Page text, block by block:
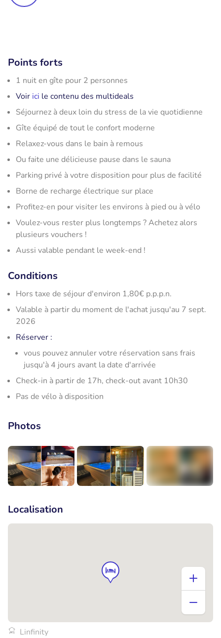
Points forts
1 nuit en gîte pour 2 personnes
Voir ici le contenu des multideals
Séjournez à deux loin du stress de la vie quotidienne
Gîte équipé de tout le confort moderne
Relaxez-vous dans le bain à remous
Ou faite une délicieuse pause dans le sauna
Parking privé à votre disposition pour plus de facilité
Borne de recharge électrique sur place
Profitez-en pour visiter les environs à pied ou à vélo
Voulez-vous rester plus longtemps ? Achetez alors
plusieurs vouchers !
Aussi valable pendant le week-end !
Conditions
Hors taxe de séjour d'environ 1,80€ p.p.p.n.
Valable à partir du moment de l'achat jusqu'au 7 sept.
2026
Réserver :
vous pouvez annuler votre réservation sans frais
jusqu'à 4 jours avant la date d'arrivée
Check-in à partir de 17h, check-out avant 10h30
Pas de vélo à disposition
Photos
Localisation
Linfinity